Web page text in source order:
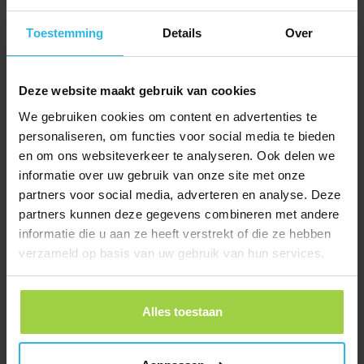
Toestemming Details Over
Deze website maakt gebruik van cookies
We gebruiken cookies om content en advertenties te
personaliseren, om functies voor social media te bieden
en om ons websiteverkeer te analyseren. Ook delen we
informatie over uw gebruik van onze site met onze
partners voor social media, adverteren en analyse. Deze
partners kunnen deze gegevens combineren met andere
informatie die u aan ze heeft verstrekt of die ze hebben
verzameld op basis van uw gebruik van hun services.
Alles toestaan